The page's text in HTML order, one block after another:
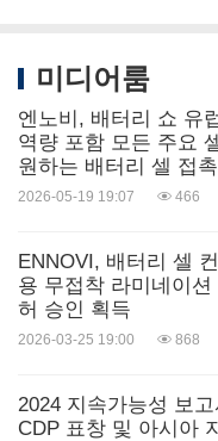
미디어룸
엔노비, 배터리 쇼 유
역량 포함 모든 주요
원하는 배터리 셀 접
2026-05-19 19:07 466
ENNOVI, 배터리 셀
용 무접착 라미네이
허 승인 획득
2026-03-25 19:00 868
2024 지속가능성 보
CDP 표창 및 아시아